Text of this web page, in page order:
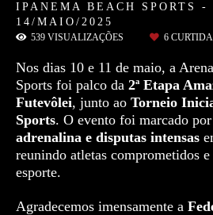
IPANEMA BEACH SPORTS -
14/MAIO/2025
539 VISUALIZAÇÕES 6
Nos dias 10 e 11 de maio, a
Sports foi palco da 2ª Etapa
Futevôlei, junto ao Torneio
Sports. O evento foi marcado
adrenalina e disputas intensas
reunindo atletas comprometidos
esporte.
Agradecemos imensamente a